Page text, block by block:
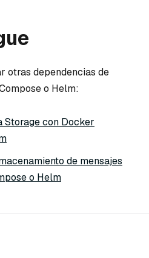
otras dependencias de
o Helm:
Storage con Docker
de mensajes
o Helm